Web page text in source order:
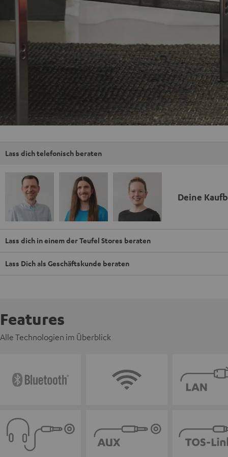
Lass dich telefonisch beraten
Deine
Lass dich in einem der Teufel Stores beraten
Lass Dich als Geschäftskunde beraten
Features
Alle Technologien im Überblick